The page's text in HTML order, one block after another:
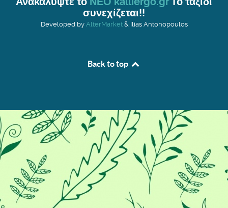
συνεχίζεται!!
Developed by AlterMarket& Ilias Antonopoulos
Back to top